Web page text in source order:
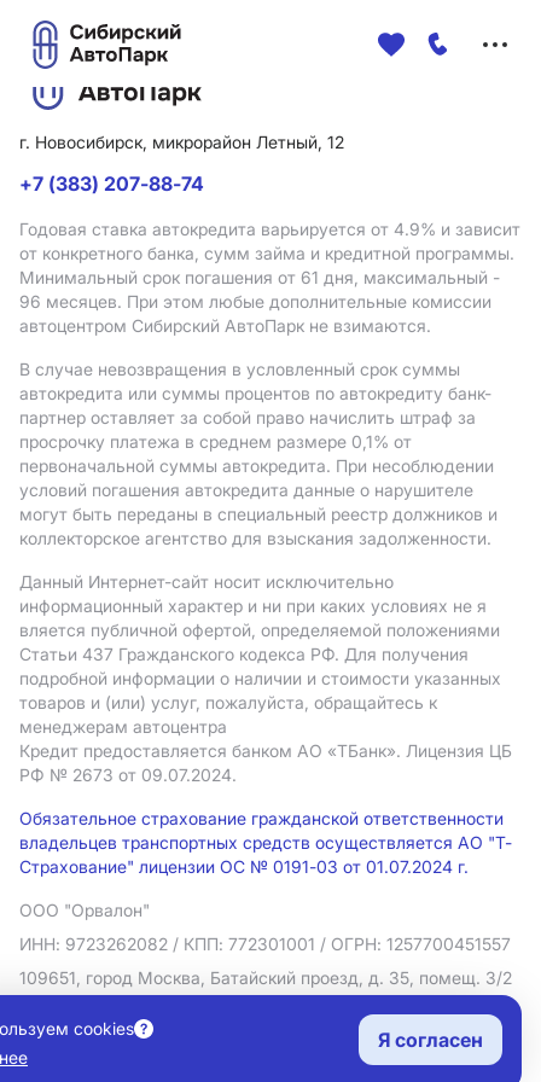
г. Новосибирск, микрорайон Летный, 12
+7 (383) 207-88-74
Годовая ставка автокредита варьируется от 4.9% и зависит
от конкретного банка, сумм займа и кредитной программы.
Минимальный срок погашения от 61 дня, максимальный -
96 месяцев. При этом любые дополнительные комиссии
автоцентром Сибирский АвтоПарк не взимаются.
В случае невозвращения в условленный срок суммы
автокредита или суммы процентов по автокредиту банк-
партнер оставляет за собой право начислить штраф за
просрочку платежа в среднем размере 0,1% от
первоначальной суммы автокредита. При несоблюдении
условий погашения автокредита данные о нарушителе
могут быть переданы в специальный реестр должников и
коллекторское агентство для взыскания задолженности.
Данный Интернет-сайт носит исключительно
информационный характер и ни при каких условиях не я
вляется публичной офертой, определяемой положениями
Статьи 437 Гражданского кодекса РФ. Для получения
подробной информации о наличии и стоимости указанных
товаров и (или) услуг, пожалуйста, обращайтесь к
менеджерам автоцентра
Кредит предоставляется банком АO «ТБанк». Лицензия ЦБ
РФ № 2673 от 09.07.2024.
Обязательное страхование гражданской ответственности
владельцев транспортных средств осуществляется АО "Т-
Страхование" лицензии ОС № 0191-03 от 01.07.2024 г.
ООО "Орвалон"
ИНН: 9723262082 / КПП: 772301001 / ОГРН: 1257700451557
109651, город Москва, Батайский проезд, д. 35, помещ. 3/2
Политика в отношении обработки персональных данных
Согласие на рекламную рассылку
Правовая информация
cookies
Я согласен